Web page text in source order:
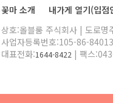
꽃마 소개 내가게 열기(입점
상호:올블룸 주식회사 | 도로
사업자등록번호:105-86-
대표전화:1644-8422 | 팩스